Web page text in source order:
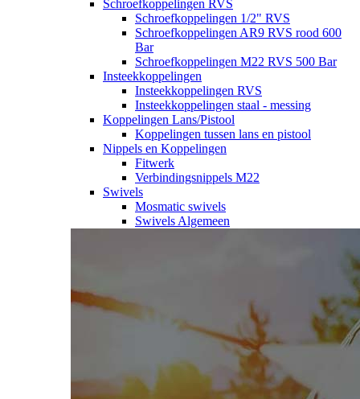
Schroefkoppelingen RVS
Schroefkoppelingen 1/2" RVS
Schroefkoppelingen AR9 RVS rood 600
Bar
Schroefkoppelingen M22 RVS 500 Bar
Insteekkoppelingen
Insteekkoppelingen RVS
Insteekkoppelingen staal - messing
Koppelingen Lans/Pistool
Koppelingen tussen lans en pistool
Nippels en Koppelingen
Fitwerk
Verbindingsnippels M22
Swivels
Mosmatic swivels
Swivels Algemeen